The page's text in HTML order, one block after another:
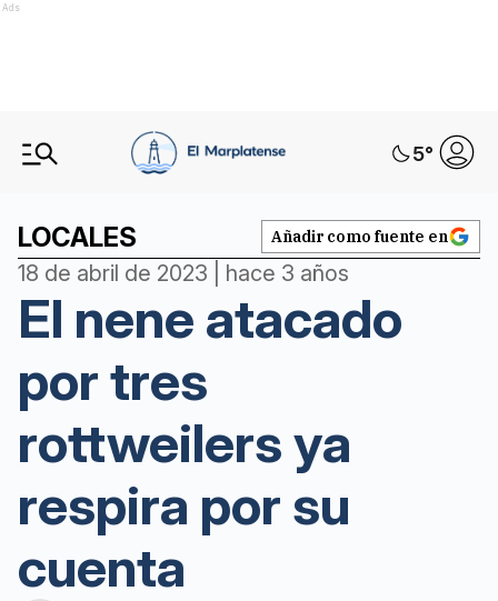
Ads
5°
LOCALES Añadir como fuente en
18 de abril de 2023 | hace 3 años
El nene atacado
por tres
rottweilers ya
respira por su
cuenta